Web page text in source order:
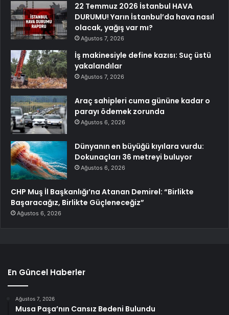
22 Temmuz 2026 İstanbul HAVA
DURUMU! Yarın İstanbul’da hava nasıl
olacak, yağış var mı?
Ağustos 7, 2026
İş makinesiyle define kazısı: Suç üstü
yakalandılar
Ağustos 7, 2026
Araç sahipleri cuma gününe kadar o
parayı ödemek zorunda
Ağustos 6, 2026
Dünyanın en büyüğü kıyılara vurdu:
Dokunaçları 36 metreyi buluyor
Ağustos 6, 2026
CHP Muş İl Başkanlığı’na Atanan Demirel: “Birlikte
Başaracağız, Birlikte Güçleneceğiz”
Ağustos 6, 2026
En Güncel Haberler
Ağustos 7, 2026
Musa Paşa’nın Cansız Bedeni Bulundu